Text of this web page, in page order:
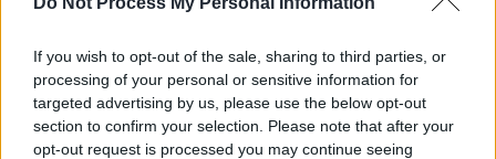
If you wish to opt-out of the sale, sharing to third parties, or
processing of your personal or sensitive information for
targeted advertising by us, please use the below opt-out
section to confirm your selection. Please note that after your
opt-out request is processed you may continue seeing
διάλυση των δεσμών που ξεκινούν από την
οικογένεια και καθορίζουν όλη μας τη ζωή,
τότε όχι δεν μπορώ να συναινέσω και γι’
αυτό καταψηφίζω το νομοσχέδιο», δήλωσε η
Άννα Καραμανλή.